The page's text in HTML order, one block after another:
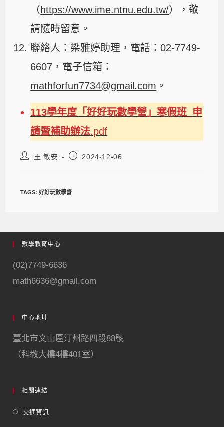
（https://www.ime.ntnu.edu.tw/），敬
請隨時留意。
聯絡人：梁雅婷助理，電話：02-7749-
6607，電子信箱：
mathforfun7734@gmail.com 。
113學年度「好好玩數學營」寒假班 申
請暨補助辦法.pdf
王 敏安 2024-12-06
TAGS:好好玩數學營
數學教育中心
(02)7749-6636
math6636@gmail.com
中心地址
臺北市文山區汀州路四段88號
（科教大樓4樓401室）
相關連結
交通資訊